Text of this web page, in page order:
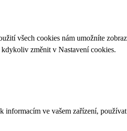
všech cookies nám umožníte
kdykoliv změnit v Nastavení cookies.
ve vašem zařízení, používat